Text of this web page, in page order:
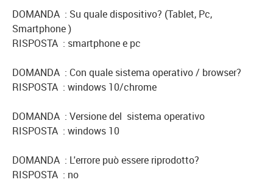
DOMANDA : Su quale dispositivo? (Tablet, Pc,
Smartphone )
RISPOSTA : smartphone e pc
DOMANDA : Con quale sistema operativo / browser?
RISPOSTA : windows 10/chrome
DOMANDA : Versione del sistema operativo
RISPOSTA : windows 10
DOMANDA : L'errore può essere riprodotto?
RISPOSTA : no